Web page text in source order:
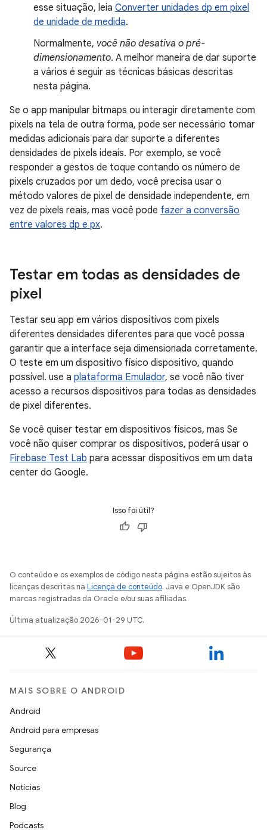
esse situação, leia Converter unidades dp em pixel
de unidade de medida.
Normalmente, você não desativa o pré-
dimensionamento. A melhor maneira de dar suporte
a vários é seguir as técnicas básicas descritas
nesta página.
Se o app manipular bitmaps ou interagir diretamente com
pixels na tela de outra forma, pode ser necessário tomar
medidas adicionais para dar suporte a diferentes
densidades de pixels ideais. Por exemplo, se você
responder a gestos de toque contando os número de
pixels cruzados por um dedo, você precisa usar o
método valores de pixel de densidade independente, em
vez de pixels reais, mas você pode fazer a conversão
entre valores dp e px.
Testar em todas as densidades de
pixel
Testar seu app em vários dispositivos com pixels
diferentes densidades diferentes para que você possa
garantir que a interface seja dimensionada corretamente.
O teste em um dispositivo físico dispositivo, quando
possível. use a plataforma Emulador, se você não tiver
acesso a recursos dispositivos para todas as densidades
de pixel diferentes.
Se você quiser testar em dispositivos físicos, mas Se
você não quiser comprar os dispositivos, poderá usar o
Firebase Test Lab para acessar dispositivos em um data
center do Google.
Isso foi útil?
O conteúdo e os exemplos de código nesta página estão sujeitos às
licenças descritas na Licença de conteúdo. Java e OpenJDK são
marcas registradas da Oracle e/ou suas afiliadas.
Última atualização 2026-01-29 UTC.
MAIS SOBRE O ANDROID
Android
Android para empresas
Segurança
Source
Notícias
Blog
Podcasts